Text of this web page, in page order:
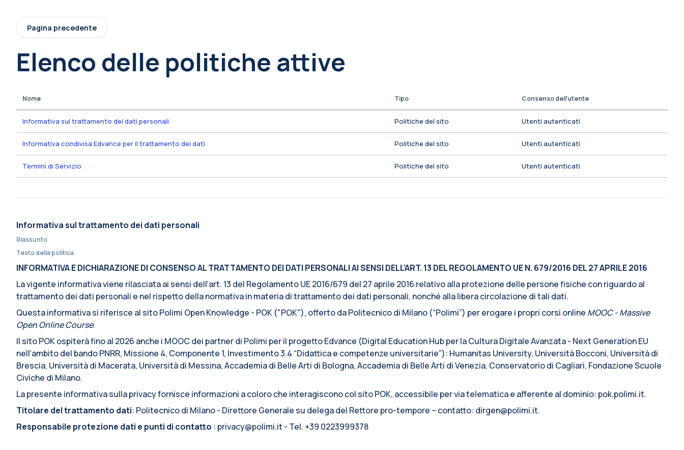
Pagina precedente
Elenco delle politiche attive
Nome Tipo Consenso dell'utente
Informativa sul trattamento dei dati personali Politiche del sito Utenti autenticati
Informativa condivisa Edvance per il trattamento dei dati Politiche del sito Utenti autenticati
Termini di Servizio Politiche del sito Utenti autenticati
Informativa sul trattamento dei dati personali
Riassunto
Testo della politica
INFORMATIVA E DICHIARAZIONE DI CONSENSO AL TRATTAMENTO DEI DATI PERSONALI AI SENSI DELL'ART. 13 DEL REGOLAMENTO UE N. 679/2016 DEL 27 APRILE 2016
La vigente informativa viene rilasciata ai sensi dell’art. 13 del Regolamento UE 2016/679 del 27 aprile 2016 relativo alla protezione delle persone fisiche con riguardo al
trattamento dei dati personali e nel rispetto della normativa in materia di trattamento dei dati personali, nonché alla libera circolazione di tali dati.
Questa informativa si riferisce al sito Polimi Open Knowledge - POK ("POK"), offerto da Politecnico di Milano (“Polimi”) per erogare i propri corsi online MOOC - Massive
Open Online Course.
Il sito POK ospiterà fino al 2026 anche i MOOC dei partner di Polimi per il progetto Edvance (Digital Education Hub per la Cultura Digitale Avanzata - Next Generation EU
nell’ambito del bando PNRR, Missione 4, Componente 1, Investimento 3.4 “Didattica e competenze universitarie”): Humanitas University, Università Bocconi, Università di
Brescia, Università di Macerata, Università di Messina, Accademia di Belle Arti di Bologna, Accademia di Belle Arti di Venezia, Conservatorio di Cagliari, Fondazione Scuole
Civiche di Milano.
La presente informativa sulla privacy fornisce informazioni a coloro che interagiscono col sito POK, accessibile per via telematica e afferente al dominio: pok.polimi.it.
Titolare del trattamento dati: Politecnico di Milano - Direttore Generale su delega del Rettore pro-tempore – contatto: dirgen@polimi.it.
Responsabile protezione dati e punti di contatto : privacy@polimi.it - Tel. +39 0223999378